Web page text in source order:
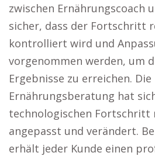
zwischen Ernährungscoach
sicher, dass der Fortschritt
kontrolliert wird und
vorgenommen werden, um
Ergebnisse zu erreichen. Die
Ernährungsberatung hat
technologischen Fortschritt
angepasst und verändert.
erhält jeder Kunde einen